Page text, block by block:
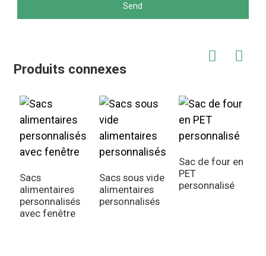
Send
Produits connexes
Sacs
alimentaires
personnalisés
avec fenêtre
Sacs sous vide
alimentaires
personnalisés
Sac de four en
PET
personnalisé